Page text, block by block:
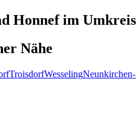
Honnefim
Nähe
TroisdorfWesseling